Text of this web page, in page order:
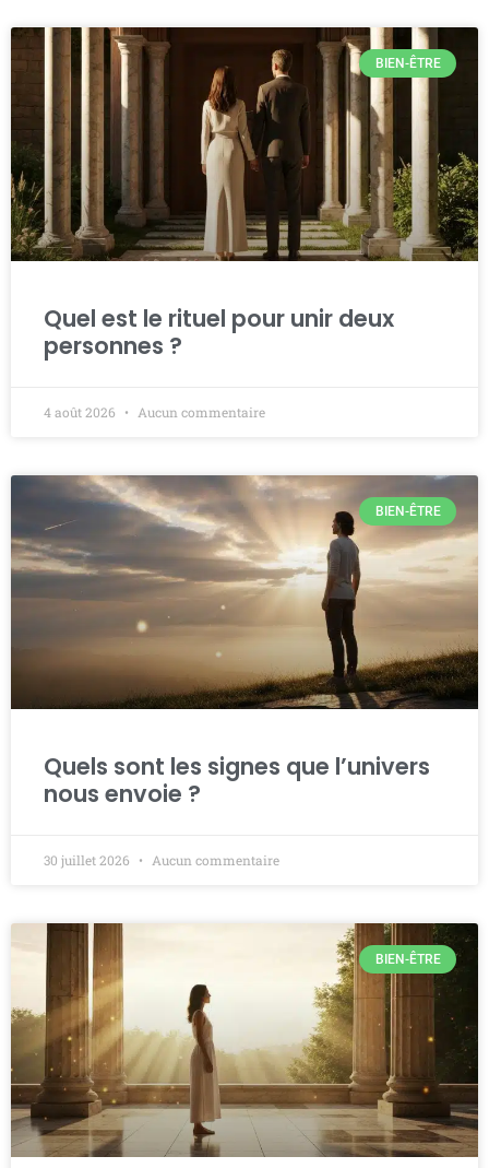
BIEN-ÊTRE
Quel est le rituel pour unir deux
personnes ?
4 août 2026 Aucun commentaire
BIEN-ÊTRE
Quels sont les signes que l’univers
nous envoie ?
30 juillet 2026 Aucun commentaire
BIEN-ÊTRE